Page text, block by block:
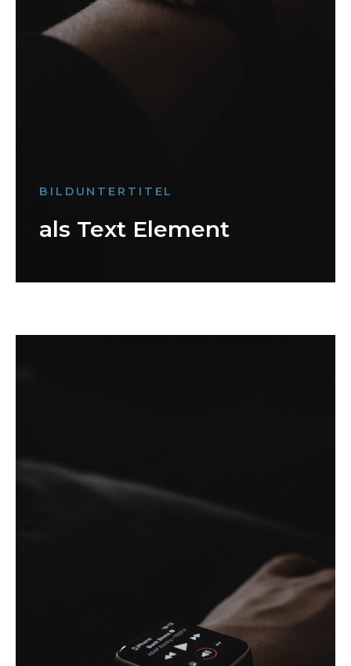
BILDUNTERTITEL
als Text Element